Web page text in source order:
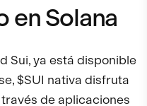
en Solana
Sui, ya está disponible
$SUI nativa disfruta
de aplicaciones